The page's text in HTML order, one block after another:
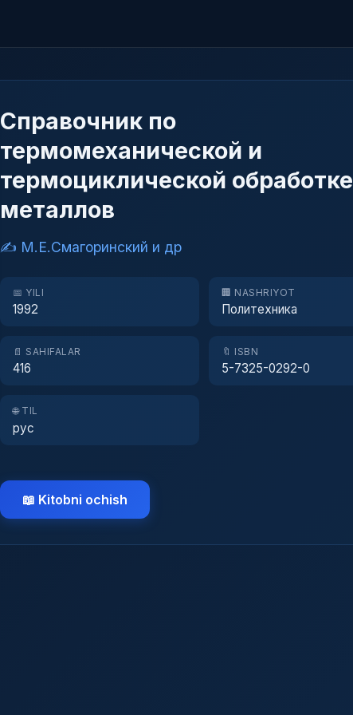
Справочник по
термомеханической и
термоциклической обработке
металлов
✍️ М.Е.Смагоринский и др
📅 YILI
1992
🏢 NASHRIYOT
Политехника
📄 SAHIFALAR
416
🔖 ISBN
5-7325-0292-0
🌐 TIL
рус
📖 Kitobni ochish